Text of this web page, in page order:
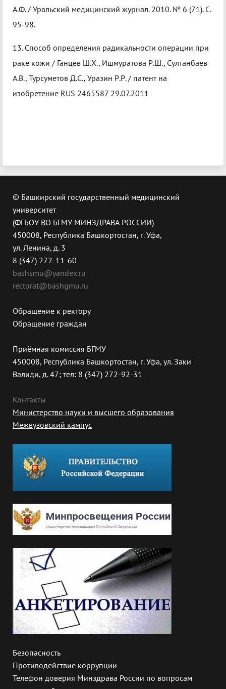
А.Ф. / Уральский медицинский журнал. 2010. № 6 (71). С.
95-98.
13. Способ определения радикальности операции при
раке кожи / Ганцев Ш.Х., Ишмуратова Р.Ш., Султанбаев
А.В., Турсуметов Д.С., Уразин Р.Р. / патент на
изобретение RUS 2465587 29.07.2011
© Башкирский государственный медицинский
университет
(ФГБОУ ВО БГМУ МИНЗДРАВА РОССИИ)
450008, Республика Башкортостан, г. Уфа,
ул. Ленина, д. 3
8 (347) 272-11-60
bashsmu@yandex.ru
rectorat@bashgmu.ru
Обращение к ректору
Обращение граждан
Приёмная комиссия БГМУ
450008, Республика Башкортостан, г. Уфа, ул. Заки
Валиди, д. 47; тел: 8 (347) 272-92-31
Контакты
Министерство науки и высшего образования
Межвузовский кампус
Безопасность
Противодействие коррупции
Телефон доверия Минздрава России по вопросам